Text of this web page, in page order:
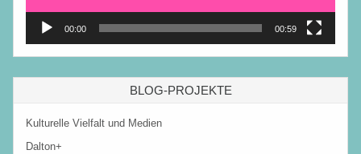
00:00 00:59
BLOG-PROJEKTE
Kulturelle Vielfalt und Medien
Dalton+